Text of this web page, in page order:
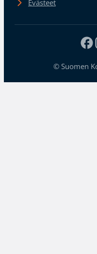
Evästeet
© Suomen